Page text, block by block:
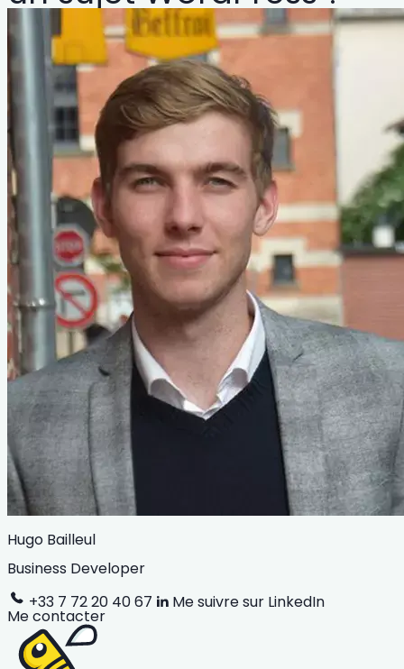
Hugo Bailleul
Business Developer
+33 7 72 20 40 67
Me suivre sur LinkedIn
Me contacter